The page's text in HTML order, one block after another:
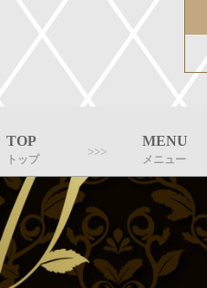
TOP
トップ
MENU
メニュー